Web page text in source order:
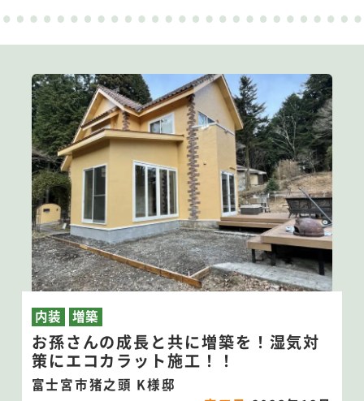
内装 増築
お孫さんの成長と共に増築を！湿気対
策にエコカラット施工！！
富士宮市猪之頭 K様邸